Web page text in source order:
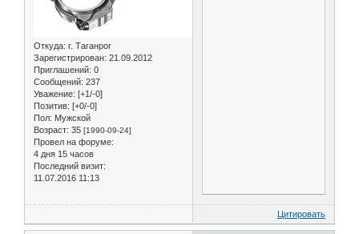
Откуда: г. Таганрог
Зарегистрирован: 21.09.2012
Приглашений: 0
Сообщений: 237
Уважение: [+1/-0]
Позитив: [+0/-0]
Пол: Мужской
Возраст: 35 [1990-09-24]
Провел на форуме:
4 дня 15 часов
Последний визит:
11.07.2016 11:13
Цитировать